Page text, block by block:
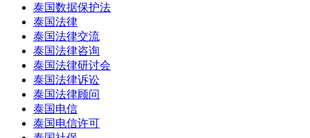
泰国数据保护法
泰国法律
泰国法律交流
泰国法律咨询
泰国法律研讨会
泰国法律诉讼
泰国法律顾问
泰国电信
泰国电信许可